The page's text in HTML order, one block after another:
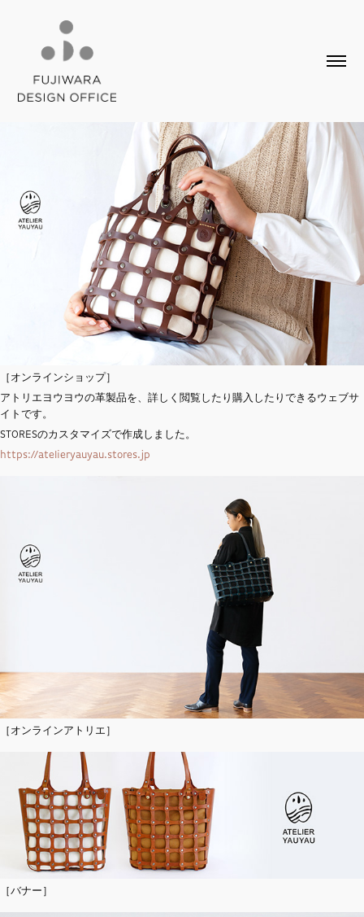
［オンラインショップ］
アトリエヨウヨウの革製品を、詳しく閲覧したり購入したりできるウェブサ
イトです。
STORESのカスタマイズで作成しました。
https://atelieryauyau.stores.jp
［オンラインアトリエ］
［バナー］